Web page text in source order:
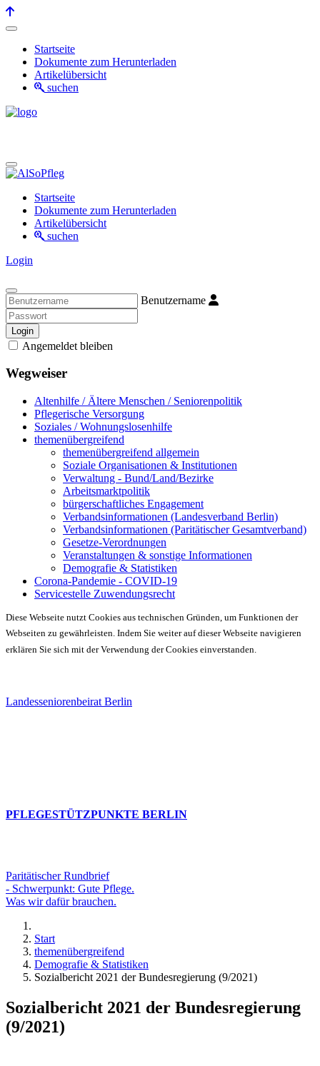
Startseite
Dokumente zum Herunterladen
Artikelübersicht
suchen
Startseite
Dokumente zum Herunterladen
Artikelübersicht
suchen
Login
Benutzername
Login
Angemeldet bleiben
Wegweiser
Altenhilfe / Ältere Menschen / Seniorenpolitik
Pflegerische Versorgung
Soziales / Wohnungslosenhilfe
themenübergreifend
themenübergreifend allgemein
Soziale Organisationen & Institutionen
Verwaltung - Bund/Land/Bezirke
Arbeitsmarktpolitik
bürgerschaftliches Engagement
Verbandsinformationen (Landesverband Berlin)
Verbandsinformationen (Paritätischer Gesamtverband)
Gesetze-Verordnungen
Veranstaltungen & sonstige Informationen
Demografie & Statistiken
Corona-Pandemie - COVID-19
Servicestelle Zuwendungsrecht
Diese Webseite nutzt Cookies aus technischen Gründen, um Funktionen der
Webseiten zu gewährleisten. Indem Sie weiter auf dieser Webseite navigieren
erklären Sie sich mit der Verwendung der Cookies einverstanden.
Landesseniorenbeirat Berlin
PFLEGESTÜTZPUNKTE BERLIN
Paritätischer Rundbrief
- Schwerpunkt: Gute Pflege.
Was wir dafür brauchen.
Start
themenübergreifend
Demografie & Statistiken
Sozialbericht 2021 der Bundesregierung (9/2021)
Sozialbericht 2021 der Bundesregierung
(9/2021)